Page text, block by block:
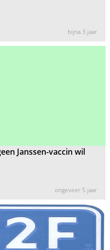
bijna 3 jaar
Janssen-vaccin wil
ongeveer 5 jaar